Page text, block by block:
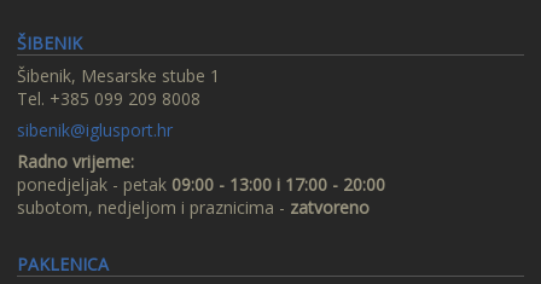
ŠIBENIK
Šibenik, Mesarske stube 1
Tel. +385 099 209 8008
sibenik@iglusport.hr
Radno vrijeme:
ponedjeljak - petak 09:00 - 13:00 i 17:00 - 20:00
subotom, nedjeljom i praznicima - zatvoreno
PAKLENICA